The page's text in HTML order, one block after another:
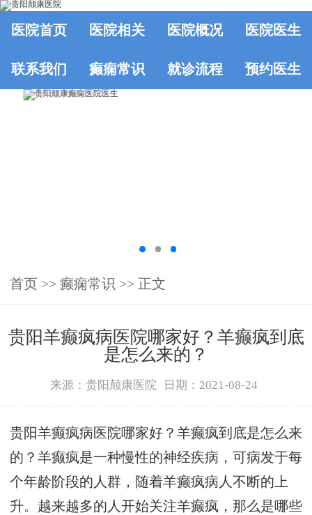
医院首页 医院相关 医院概况 医院医生
联系我们 癫痫常识 就诊流程 预约医生
首页 >> 癫痫常识 >> 正文
贵阳羊癫疯病医院哪家好？羊癫疯到底
是怎么来的？
来源：贵阳颠康医院 日期：2021-08-24
贵阳羊癫疯病医院哪家好？羊癫疯到底是怎么来
的？羊癫疯是一种慢性的神经疾病，可病发于每
个年龄阶段的人群，随着羊癫疯病人不断的上
升。越来越多的人开始关注羊癫疯，那么是哪些